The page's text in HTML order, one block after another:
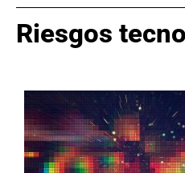
Riesgos